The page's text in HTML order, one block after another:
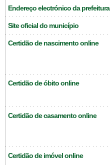
Endereço electrónico da prefeitura
Site oficial do município
Certidão de nascimento online
Certidão de óbito online
Certidão de casamento online
Certidão de imóvel online